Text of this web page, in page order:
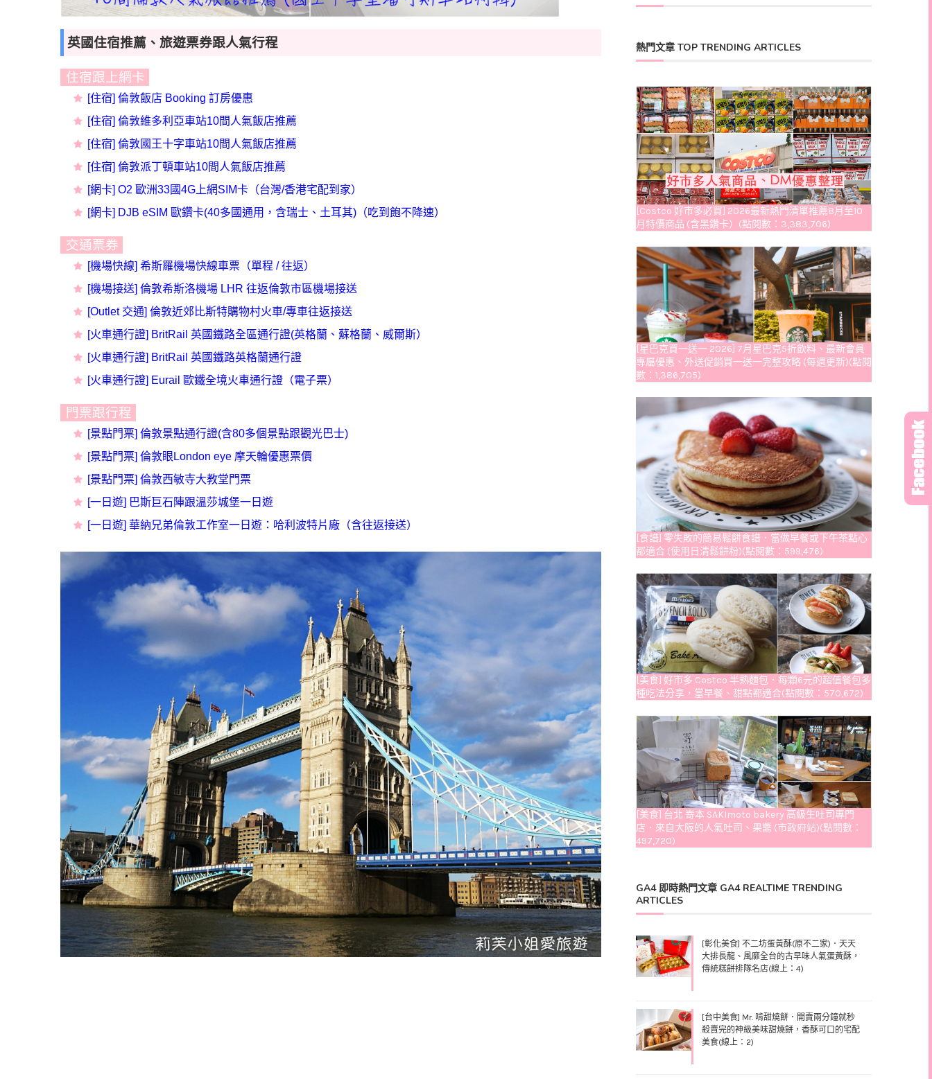
英國住宿推薦、旅遊票券跟人氣行程
住宿跟上網卡
[住宿] 倫敦飯店 Booking 訂房優惠
[住宿] 倫敦維多利亞車站10間人氣飯店推薦
[住宿] 倫敦國王十字車站10間人氣飯店推薦
[住宿] 倫敦派丁頓車站10間人氣飯店推薦
[網卡] O2 歐洲33國4G上網SIM卡（台灣/香港宅配到家）
[網卡] DJB eSIM 歐鑽卡(40多國通用，含瑞士、土耳其)（吃到飽不降速）
交通票券
[機場快線] 希斯羅機場快線車票（單程 / 往返）
[機場接送] 倫敦希斯洛機場 LHR 往返倫敦市區機場接送
[Outlet 交通] 倫敦近郊比斯特購物村火車/專車往返接送
[火車通行證] BritRail 英國鐵路全區通行證(英格蘭、蘇格蘭、威爾斯）
[火車通行證] BritRail 英國鐵路英格蘭通行證
[火車通行證] Eurail 歐鐵全境火車通行證（電子票）
門票跟行程
[景點門票] 倫敦景點通行證(含80多個景點跟觀光巴士)
[景點門票] 倫敦眼London eye 摩天輪優惠票價
[景點門票] 倫敦西敏寺大教堂門票
[一日遊] 巴斯巨石陣跟溫莎城堡一日遊
[一日遊] 華納兄弟倫敦工作室一日遊：哈利波特片廠（含往返接送）
熱門文章 TOP TRENDING ARTICLES
[Costco 好市多必買] 2026最新熱門清單推薦8月至10
月特價商品 (含黑鑽卡）(點閱數：3,383,706)
[星巴克買一送一 2026] 7月星巴克5折飲料、最新會員
專屬優惠、外送促銷買一送一完整攻略 (每週更新)(點閱
數：1,386,705)
[食譜] 零失敗的簡易鬆餅食譜．當做早餐或下午茶點心
都適合 (使用日清鬆餅粉)(點閱數：599,476)
[美食] 好市多 Costco 半熟麵包．每顆6元的超值餐包多
種吃法分享，當早餐、甜點都適合(點閱數：570,672)
[美食] 台北 嵜本 SAKImoto bakery 高級生吐司專門
店．來自大阪的人氣吐司、果醬 (市政府站)(點閱數：
497,720)
GA4 即時熱門文章 GA4 REALTIME TRENDING
ARTICLES
[彰化美食] 不二坊蛋黃酥(原不二家)．天天
大排長龍、風靡全台的古早味人氣蛋黃酥，
傳統糕餅排隊名店(線上：4)
[台中美食] Mr. 啃甜燒餅．開賣兩分鐘就秒
殺賣完的神級美味甜燒餅，香酥可口的宅配
美食(線上：2)